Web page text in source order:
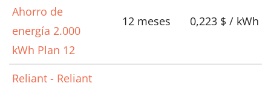
Ahorro de
energía 2.000
kWh Plan 12
12 meses 0,223 $ / kWh
Reliant - Reliant